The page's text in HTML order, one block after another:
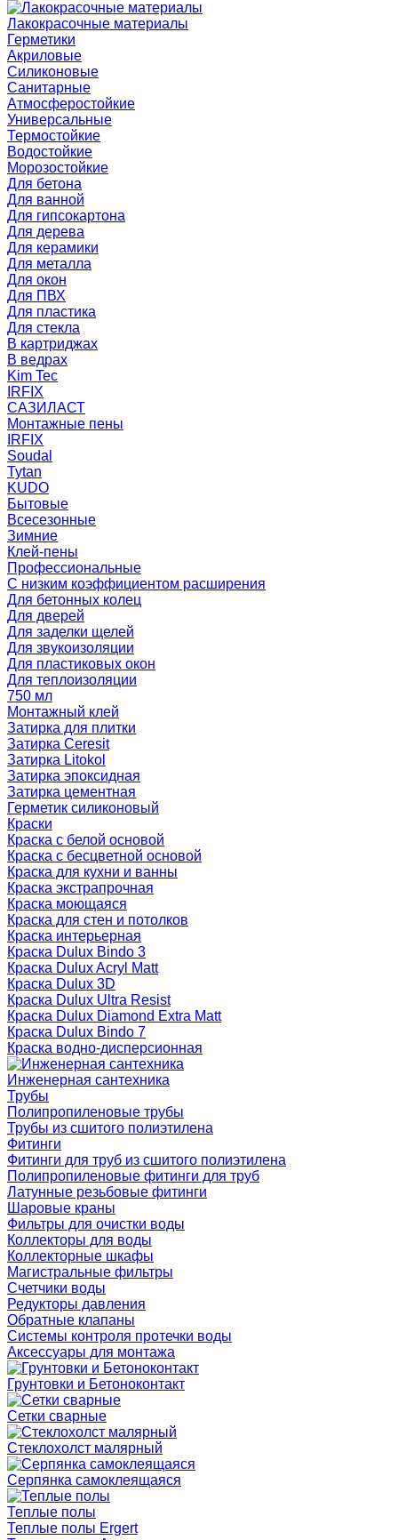
Лакокрасочные материалы
Герметики
Акриловые
Силиконовые
Санитарные
Атмосферостойкие
Универсальные
Термостойкие
Водостойкие
Морозостойкие
Для бетона
Для ванной
Для гипсокартона
Для дерева
Для керамики
Для металла
Для окон
Для ПВХ
Для пластика
Для стекла
В картриджах
В ведрах
Kim Tec
IRFIX
САЗИЛАСТ
Монтажные пены
IRFIX
Soudal
Tytan
KUDO
Бытовые
Всесезонные
Зимние
Клей-пены
Профессиональные
С низким коэффициентом расширения
Для бетонных колец
Для дверей
Для заделки щелей
Для звукоизоляции
Для пластиковых окон
Для теплоизоляции
750 мл
Монтажный клей
Затирка для плитки
Затирка Ceresit
Затирка Litokol
Затирка эпоксидная
Затирка цементная
Герметик силиконовый
Краски
Краска с белой основой
Краска с бесцветной основой
Краска для кухни и ванны
Краска экстрапрочная
Краска моющаяся
Краска для стен и потолков
Краска интерьерная
Краска Dulux Bindo 3
Краска Dulux Acryl Matt
Краска Dulux 3D
Краска Dulux Ultra Resist
Краска Dulux Diamond Extra Matt
Краска Dulux Bindo 7
Краска водно-дисперсионная
Инженерная сантехника
Трубы
Полипропиленовые трубы
Трубы из сшитого полиэтилена
Фитинги
Фитинги для труб из сшитого полиэтилена
Полипропиленовые фитинги для труб
Латунные резьбовые фитинги
Шаровые краны
Фильтры для очистки воды
Коллекторы для воды
Коллекторные шкафы
Магистральные фильтры
Счетчики воды
Редукторы давления
Обратные клапаны
Системы контроля протечки воды
Аксессуары для монтажа
Грунтовки и Бетоноконтакт
Сетки сварные
Cтеклохолст малярный
Серпянка самоклеящаяся
Теплые полы
Теплые полы Ergert